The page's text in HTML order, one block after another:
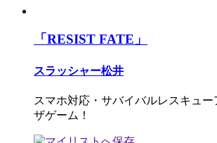
「RESIST FATE」
スラッシャー松井
スマホ対応・サバイバルレスキュー
ザゲーム！